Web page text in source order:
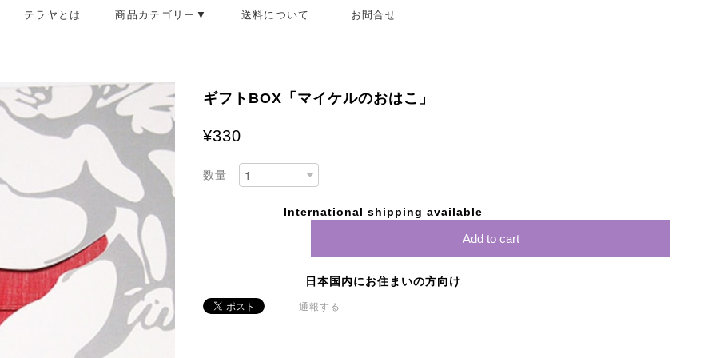
テラヤとは 商品カテゴリー▼ 送料について お問合せ
ギフトBOX「マイケルのおはこ」
¥330
数量
International shipping available
Add to cart
日本国内にお住まいの方向け
通報する